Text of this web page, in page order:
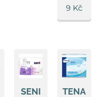
9 Kč
SENI
TENA